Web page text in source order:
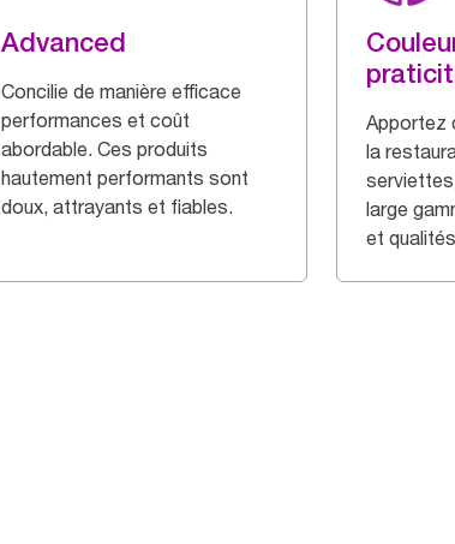
Advanced
Concilie de manière efficace
performances et coût
abordable. Ces produits
hautement performants sont
doux, attrayants et fiables.
Apportez
la
large
et